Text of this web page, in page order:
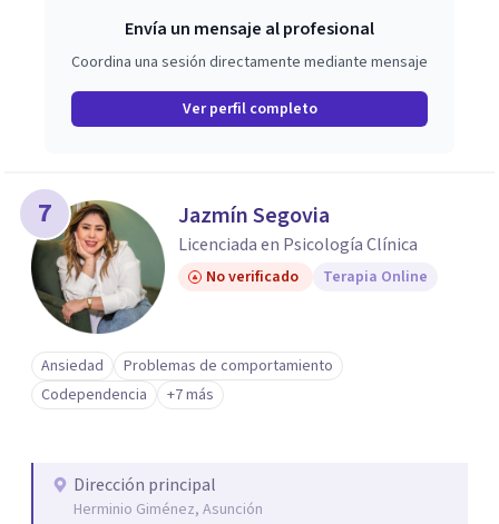
Envía un mensaje al profesional
Coordina una sesión directamente mediante mensaje
Ver perfil completo
7 Jazmín Segovia
Licenciada en Psicología Clínica
No verificado Terapia Online
Ansiedad
Problemas de comportamiento
Codependencia
+7 más
Dirección principal
Herminio Giménez, Asunción